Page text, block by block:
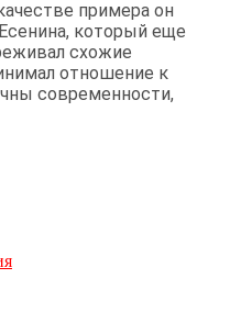
примера он
который еще
схожие
отношение к
современности,